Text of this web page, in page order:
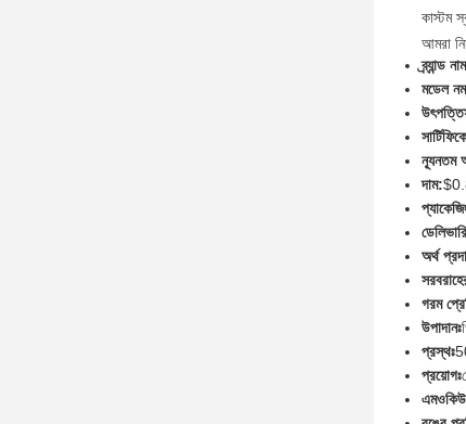
কাস্টম
আমরা
ব্র্যান্ড
মডেল
ন্যূনতম
দাম:
অর্থ
গরম
উপাদানঃ
প্রস্থঃ
প্রয়োগঃ